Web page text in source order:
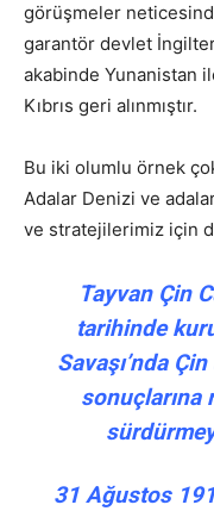
görüşmeler
garantör devlet
akabinde Yunanistan
Kıbrıs geri alınmıştır.
Bu iki olumlu örnek
Adalar Denizi ve
ve stratejilerimiz için
Tayvan Çin
tarihinde
Savaşı’nda
sonuçlarına
31 Ağustos